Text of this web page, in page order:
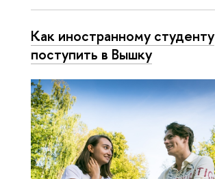
Как иностранному студенту
поступить в Вышку